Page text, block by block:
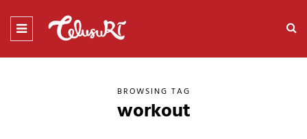
BROWSING TAG
workout